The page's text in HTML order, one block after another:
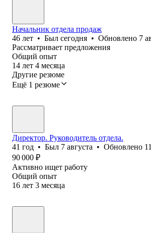
Начальник отдела продаж
46 лет • Был сегодня • Обновлено 7
Рассматривает предложения
Общий опыт
14 лет 4 месяца
Другие резюме
Ещё 1 резюме
Директор. Руководитель отдела.
41 год • Был 7 августа • Обновлено
90 000 ₽
Активно ищет работу
Общий опыт
16 лет 3 месяца